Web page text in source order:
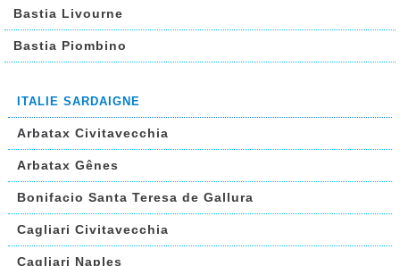
Bastia Livourne
Bastia Piombino
ITALIE SARDAIGNE
Arbatax Civitavecchia
Arbatax Gênes
Bonifacio Santa Teresa de Gallura
Cagliari Civitavecchia
Cagliari Naples